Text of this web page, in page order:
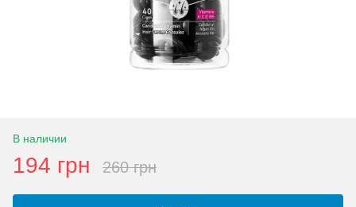
В наличии
194 грн 260 грн